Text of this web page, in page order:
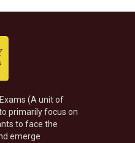
(A unit of
primarily focus on
to face the
emerge